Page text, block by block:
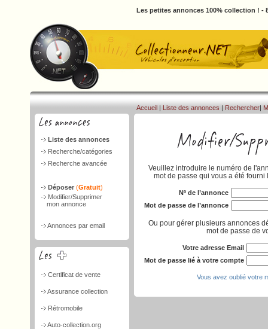
Les petites annonces 100% collection ! -
Liste des annonces
Recherche/catégories
Recherche avancée
Déposer (Gratuit)
Modifier/Supprimer
mon annonce
Annonces par email
Certificat de vente
Assurance collection
Rétromobile
Auto-collection.org
Accueil | Liste des annonces | Rechercher|
Veuillez introduire le numéro de
mot de passe qui vous a été
Nº de l’annonce
Mot de passe de l’annonce
Ou pour gérer plusieurs annonces
mot de passe de
Votre adresse Email
Mot de passe lié à votre compte
Vous avez oublié votre